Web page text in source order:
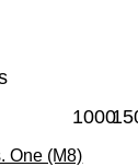
1000
One (M8)